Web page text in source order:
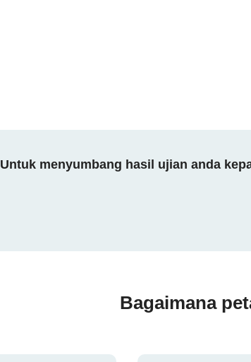
Untuk menyumbang hasil ujian anda
Bagaimana